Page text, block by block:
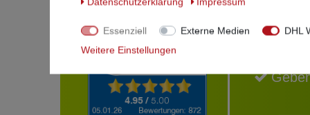
Essenziell Externe Medien DHL
Weitere Einstellungen